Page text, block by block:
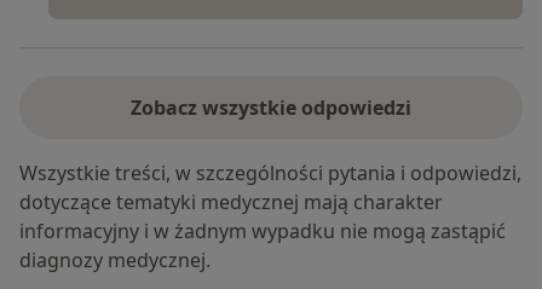
Zobacz wszystkie odpowiedzi
Wszystkie treści, w szczególności pytania i odpowiedzi,
dotyczące tematyki medycznej mają charakter
informacyjny i w żadnym wypadku nie mogą zastąpić
diagnozy medycznej.